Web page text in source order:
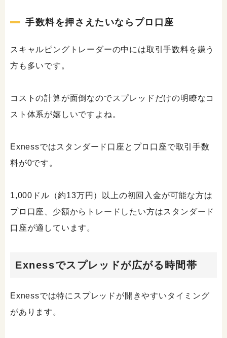
手数料を押さえたいならプロ口座
スキャルピングトレーダーの中には取引手数料を嫌う
方も多いです。
コストの計算が面倒なのでスプレッドだけの明瞭なコ
スト体系が嬉しいですよね。
Exnessではスタンダード口座とプロ口座で取引手数
料が0です。
1,000ドル（約13万円）以上の初回入金が可能な方は
プロ口座、少額からトレードしたい方はスタンダード
口座が適しています。
Exnessでスプレッドが広がる時間帯
Exnessでは特にスプレッドが開きやすいタイミング
があります。